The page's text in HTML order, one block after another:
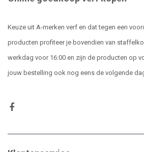
Keuze uit A-merken verf en dat tegen een
producten profiteer je bovendien van
werkdag voor 16:00 en zijn de producten op
jouw bestelling ook nog eens de volgende